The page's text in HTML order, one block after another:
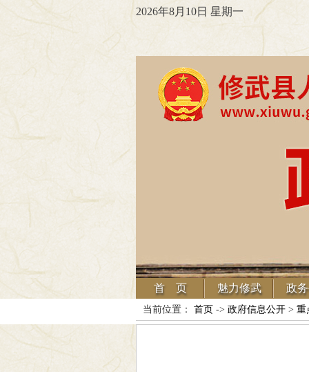
2026年8月10日 星期一
首 页 魅力修武 政
当前位置： 首页 -> 政府信息公开> 重